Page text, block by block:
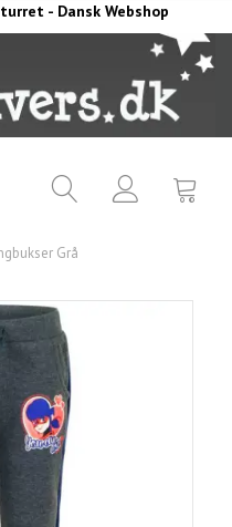
- Dansk Webshop
Grå